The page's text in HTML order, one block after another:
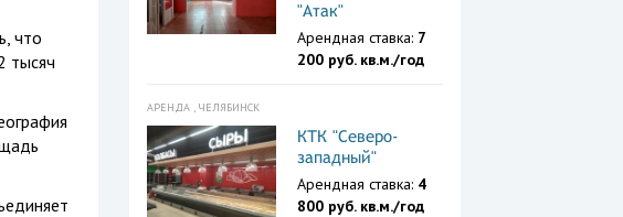
что
тысяч
"Атак"
Арендная ставка: 7
200 руб. кв.м./год
АРЕНДА , ЧЕЛЯБИНСК
КТК "Северо-
западный"
Арендная ставка: 4
800 руб. кв.м./год